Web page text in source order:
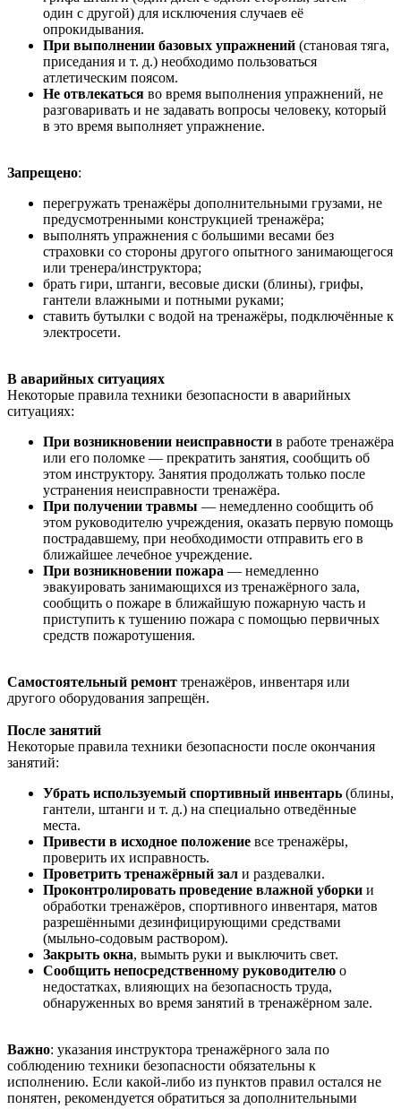
один с другой) для исключения случаев её
опрокидывания.
При выполнении базовых упражнений (становая тяга,
приседания и т. д.) необходимо пользоваться
атлетическим поясом.
Не отвлекаться во время выполнения упражнений, не
разговаривать и не задавать вопросы человеку, который
в это время выполняет упражнение.
Запрещено:
перегружать тренажёры дополнительными грузами, не
предусмотренными конструкцией тренажёра;
выполнять упражнения с большими весами без
страховки со стороны другого опытного занимающегося
или тренера/инструктора;
брать гири, штанги, весовые диски (блины), грифы,
гантели влажными и потными руками;
ставить бутылки с водой на тренажёры, подключённые к
электросети.
В аварийных ситуациях
Некоторые правила техники безопасности в аварийных
ситуациях:
При возникновении неисправности в работе тренажёра
или его поломке — прекратить занятия, сообщить об
этом инструктору. Занятия продолжать только после
устранения неисправности тренажёра.
При получении травмы — немедленно сообщить об
этом руководителю учреждения, оказать первую помощь
пострадавшему, при необходимости отправить его в
ближайшее лечебное учреждение.
При возникновении пожара — немедленно
эвакуировать занимающихся из тренажёрного зала,
сообщить о пожаре в ближайшую пожарную часть и
приступить к тушению пожара с помощью первичных
средств пожаротушения.
Самостоятельный ремонт тренажёров, инвентаря или
другого оборудования запрещён.
После занятий
Некоторые правила техники безопасности после окончания
занятий:
Убрать используемый спортивный инвентарь (блины,
гантели, штанги и т. д.) на специально отведённые
места.
Привести в исходное положение все тренажёры,
проверить их исправность.
Проветрить тренажёрный зал и раздевалки.
Проконтролировать проведение влажной уборки и
обработки тренажёров, спортивного инвентаря, матов
разрешёнными дезинфицирующими средствами
(мыльно-содовым раствором).
Закрыть окна, вымыть руки и выключить свет.
Сообщить непосредственному руководителю о
недостатках, влияющих на безопасность труда,
обнаруженных во время занятий в тренажёрном зале.
Важно: указания инструктора тренажёрного зала по
соблюдению техники безопасности обязательны к
исполнению. Если какой-либо из пунктов правил остался не
понятен, рекомендуется обратиться за дополнительными